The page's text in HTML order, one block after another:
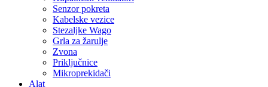
Senzor pokreta
Kabelske vezice
Stezaljke Wago
Grla za žarulje
Zvona
Priključnice
Mikroprekidači
Alat